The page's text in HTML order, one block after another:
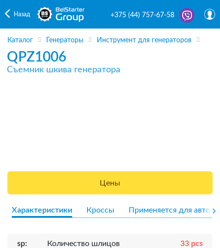
Назад +375 (44) 757-67-58
Каталог Генераторы Инструмент для генераторов
QPZ1006
Съемник шкива генератора
Цены
Характеристики Кроссы Применяется для авто
sp: Количество шлицов 33 pcs